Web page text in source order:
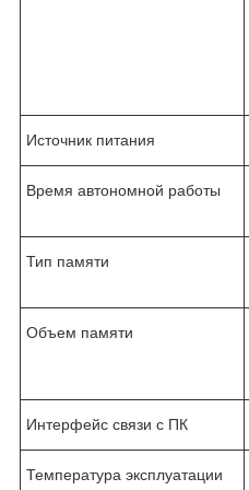
Источник питания
Время автономной работы
Тип памяти
Объем памяти
Интерфейс связи с ПК
Температура эксплуатации